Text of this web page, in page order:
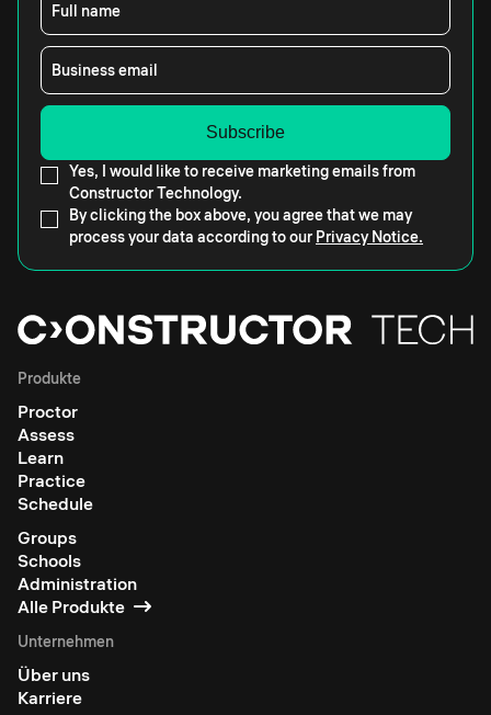
Full name
Business email
Yes, I would like to receive marketing emails from
Constructor Technology.
By clicking the box above, you agree that we may
process your data according to our Privacy Notice.
Produkte
Proctor
Assess
Learn
Practice
Schedule
Groups
Schools
Administration
Alle Produkte
Unternehmen
Über uns
Karriere